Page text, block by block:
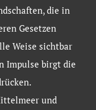
die in
Gesetzen
Weise sichtbar
Impulse birgt die
und